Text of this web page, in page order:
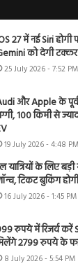
27 में नई Siri होगी
को देगी टक्कर
25 July 2026 - 7:52 PM
और Apple के पूर्व
100 किमी से
19 July 2026 - 4:48 PM
यात्रियों के लिए
टिकट बुकिंग
16 July 2026 - 1:45 PM
रुपये में रिजर्व
2799 रुपये के
8 July 2026 - 5:54 PM